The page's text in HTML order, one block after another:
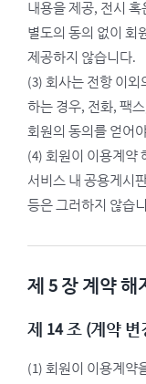
내용을 제공, 전시
별도의 동의 없이 회
제공하지 않습니다.
(3) 회사는 전항 이
하는 경우, 전화, 팩
회원의 동의를 얻어
(4) 회원이 이용계약
서비스 내 공용게시
등은 그러하지 않습
제 5 장 계약 해
제 14 조 (계약 변
(1) 회원이 이용계약